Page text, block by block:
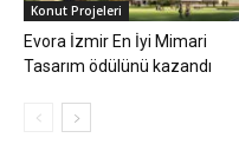
Konut Projeleri
Evora İzmir En İyi Mimari
Tasarım ödülünü kazandı